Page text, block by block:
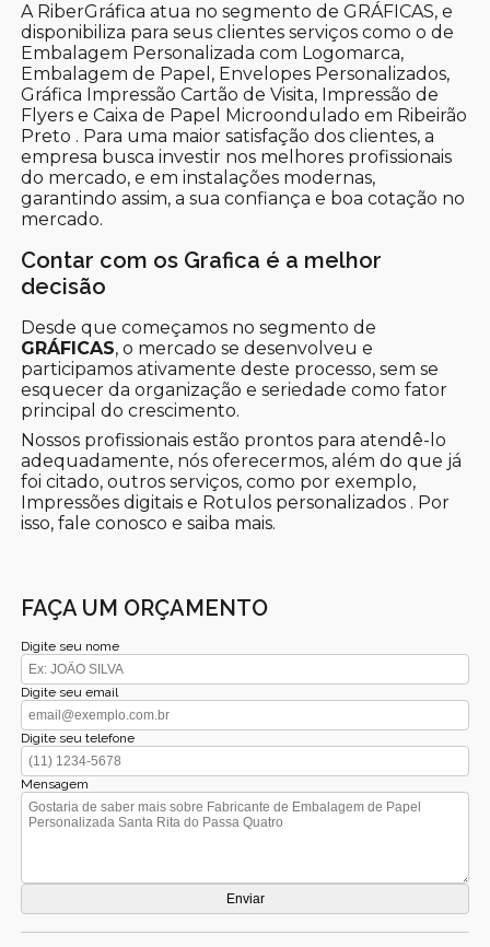
A RiberGráfica atua no segmento de GRÁFICAS, e
disponibiliza para seus clientes serviços como o de
Embalagem Personalizada com Logomarca,
Embalagem de Papel, Envelopes Personalizados,
Gráfica Impressão Cartão de Visita, Impressão de
Flyers e Caixa de Papel Microondulado em Ribeirão
Preto . Para uma maior satisfação dos clientes, a
empresa busca investir nos melhores profissionais
do mercado, e em instalações modernas,
garantindo assim, a sua confiança e boa cotação no
mercado.
Contar com os Grafica é a melhor
decisão
Desde que começamos no segmento de
GRÁFICAS, o mercado se desenvolveu e
participamos ativamente deste processo, sem se
esquecer da organização e seriedade como fator
principal do crescimento.
Nossos profissionais estão prontos para atendê-lo
adequadamente, nós oferecermos, além do que já
foi citado, outros serviços, como por exemplo,
Impressões digitais e Rotulos personalizados . Por
isso, fale conosco e saiba mais.
FAÇA UM ORÇAMENTO
Digite seu nome
Digite seu email
Digite seu telefone
Mensagem